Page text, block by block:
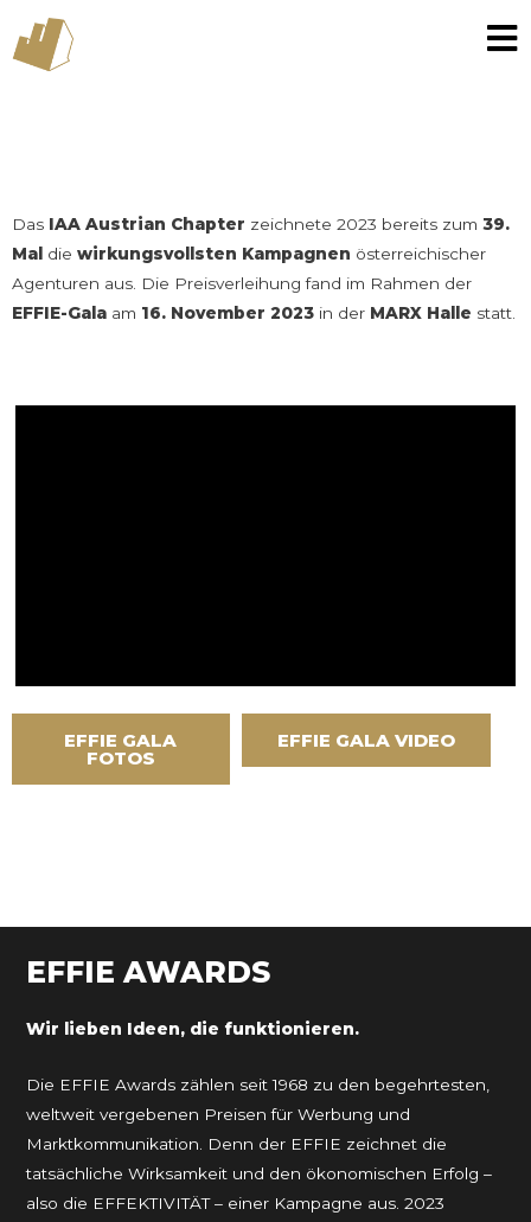
Inhalt
springen
Das IAA Austrian Chapter zeichnete 2023 bereits zum 39.
Mal die wirkungsvollsten Kampagnen österreichischer
Agenturen aus. Die Preisverleihung fand im Rahmen der
EFFIE-Gala am 16. November 2023 in der MARX Halle statt.
EFFIE GALA
FOTOS
EFFIE GALA VIDEO
EFFIE AWARDS
Wir lieben Ideen, die funktionieren.
Die EFFIE Awards zählen seit 1968 zu den begehrtesten,
weltweit vergebenen Preisen für Werbung und
Marktkommunikation. Denn der EFFIE zeichnet die
tatsächliche Wirksamkeit und den ökonomischen Erfolg –
also die EFFEKTIVITÄT – einer Kampagne aus. 2023